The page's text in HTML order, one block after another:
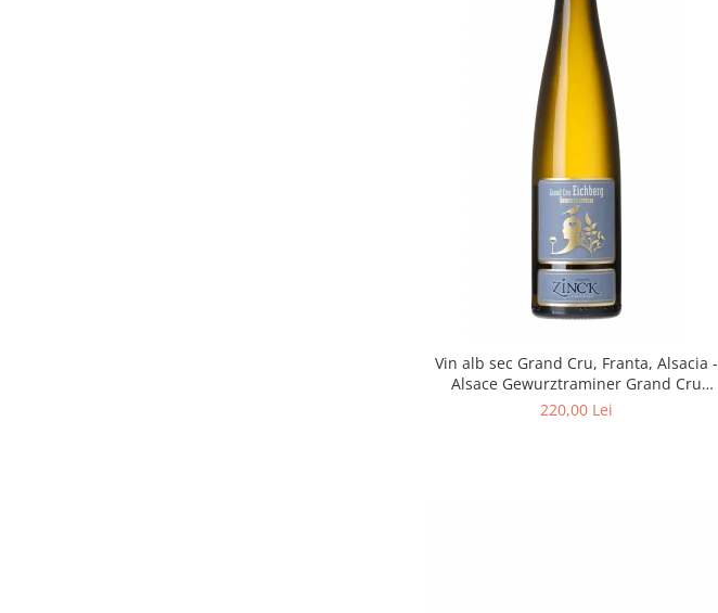
Vin alb sec Grand Cru, Franta, Alsacia -
Alsace Gewurztraminer Grand Cru
Eichberg 2019 -Philippe Zinck -
220,00 Lei